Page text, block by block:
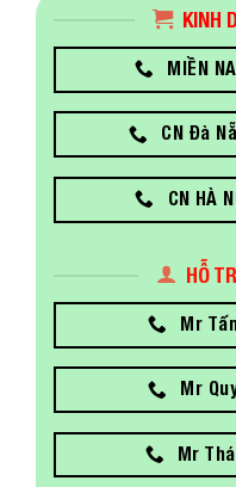
KINH
MIỀN
CN Đà
CN HÀ
HỖ
Mr
Mr
Mr